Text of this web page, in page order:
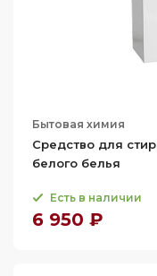
Бытовая химия
Средство для
белого белья
Есть в наличии
6 950 ₽